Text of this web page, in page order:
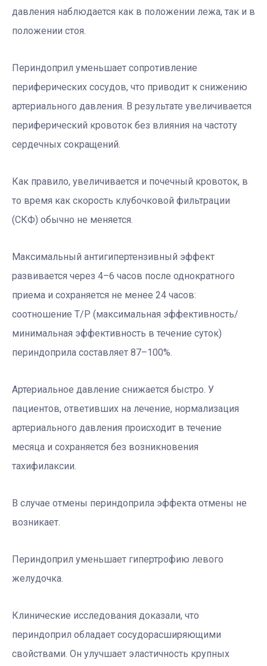
давления наблюдается как в положении лежа, так и в
положении стоя.
Периндоприл уменьшает сопротивление
периферических сосудов, что приводит к снижению
артериального давления. В результате увеличивается
периферический кровоток без влияния на частоту
сердечных сокращений.
Как правило, увеличивается и почечный кровоток, в
то время как скорость клубочковой фильтрации
(СКФ) обычно не меняется.
Максимальный антигипертензивный эффект
развивается через 4–6 часов после однократного
приема и сохраняется не менее 24 часов:
соотношение Т/Р (максимальная эффективность/
минимальная эффективность в течение суток)
периндоприла составляет 87–100%.
Артериальное давление снижается быстро. У
пациентов, ответивших на лечение, нормализация
артериального давления происходит в течение
месяца и сохраняется без возникновения
тахифилаксии.
В случае отмены периндоприла эффекта отмены не
возникает.
Периндоприл уменьшает гипертрофию левого
желудочка.
Клинические исследования доказали, что
периндоприл обладает сосудорасширяющими
свойствами. Он улучшает эластичность крупных